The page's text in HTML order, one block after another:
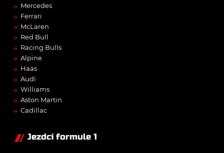
→ Mercedes
→ Ferrari
→ McLaren
→ Red Bull
→ Racing Bulls
→ Alpine
→ Haas
→ Audi
→ Williams
→ Aston Martin
→ Cadillac
Jezdci formule 1